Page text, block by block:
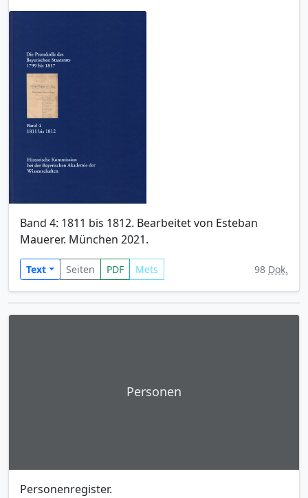
Band 4: 1811 bis 1812. Bearbeitet von Esteban
Mauerer. München 2021.
Text Seiten PDF Mets 98 Dok.
Personen
Personenregister.